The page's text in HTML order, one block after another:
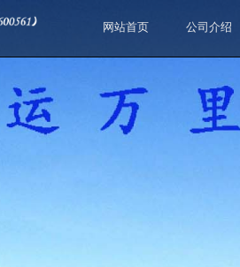
网站首页 公司介绍